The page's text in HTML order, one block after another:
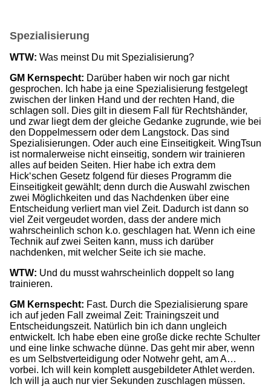
Spezialisierung
WTW: Was meinst Du mit Spezialisierung?
GM Kernspecht: Darüber haben wir noch gar nicht
gesprochen. Ich habe ja eine Spezialisierung festgelegt
zwischen der linken Hand und der rechten Hand, die
schlagen soll. Dies gilt in diesem Fall für Rechtshänder,
und zwar liegt dem der gleiche Gedanke zugrunde, wie bei
den Doppelmessern oder dem Langstock. Das sind
Spezialisierungen. Oder auch eine Einseitigkeit. WingTsun
ist normalerweise nicht einseitig, sondern wir trainieren
alles auf beiden Seiten. Hier habe ich extra dem
Hick‘schen Gesetz folgend für dieses Programm die
Einseitigkeit gewählt; denn durch die Auswahl zwischen
zwei Möglichkeiten und das Nachdenken über eine
Entscheidung verliert man viel Zeit. Dadurch ist dann so
viel Zeit vergeudet worden, dass der andere mich
wahrscheinlich schon k.o. geschlagen hat. Wenn ich eine
Technik auf zwei Seiten kann, muss ich darüber
nachdenken, mit welcher Seite ich sie mache.
WTW: Und du musst wahrscheinlich doppelt so lang
trainieren.
GM Kernspecht: Fast. Durch die Spezialisierung spare
ich auf jeden Fall zweimal Zeit: Trainingszeit und
Entscheidungszeit. Natürlich bin ich dann ungleich
entwickelt. Ich habe eben eine große dicke rechte Schulter
und eine linke schwache dünne. Das geht mir aber, wenn
es um Selbstverteidigung oder Notwehr geht, am A…
vorbei. Ich will kein komplett ausgebildeter Athlet werden.
Ich will ja auch nur vier Sekunden zuschlagen müssen.